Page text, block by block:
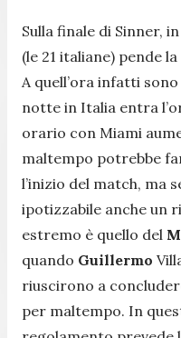
Sulla finale di Sinner,
(le 21 italiane) pende
A quell’ora infatti
notte in Italia entra
orario con Miami
maltempo potrebbe
l’inizio del match, ma
ipotizzabile anche un
estremo è quello del
quando Guillermo
riuscirono a
per maltempo. In